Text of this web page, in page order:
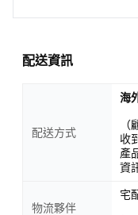
配送資訊
配送方式
海
收
產
資
物流夥伴
宅